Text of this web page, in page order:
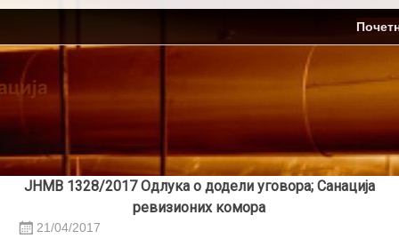
Skip
content
ЈНМВ 1328/2017 Одлука о додели уговора; Санација
ревизионих комора
21/04/2017